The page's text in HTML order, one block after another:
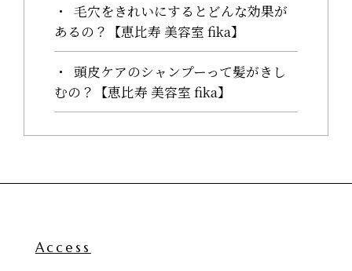
毛穴をきれいにするとどんな効果が
あるの？【恵比寿 美容室 fika】
頭皮ケアのシャンプーって髪がきし
むの？【恵比寿 美容室 fika】
Access